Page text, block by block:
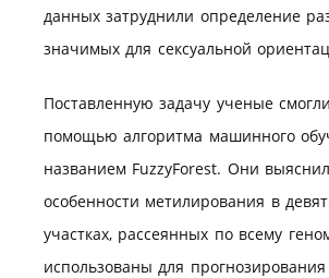
данных затруднили определение
значимых для сексуальной
Поставленную задачу ученые
помощью алгоритма машинного
названием FuzzyForest. Они
особенности метилирования в
участках, рассеянных по всему
использованы для прогнозирования